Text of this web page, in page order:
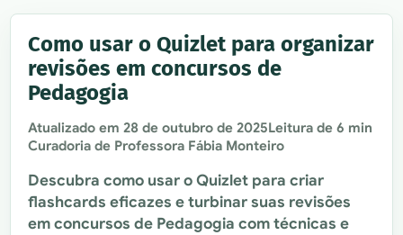
Como usar o Quizlet para organizar
revisões em concursos de
Pedagogia
Atualizado em28 de outubro de 2025Leitura de 6 min
Curadoria de Professora Fábia Monteiro
Descubra como usar o Quizlet para criar
flashcards eficazes e turbinar suas revisões
em concursos de Pedagogia com técnicas e